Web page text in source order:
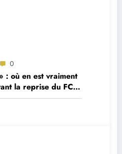
0
: où en est vraiment
la reprise du FC